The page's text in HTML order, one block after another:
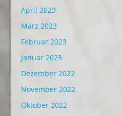
April 2023
März 2023
Februar 2023
Januar 2023
Dezember 2022
November 2022
Oktober 2022